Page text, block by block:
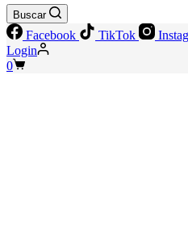
Buscar
Facebook TikTok
Login
Shopping
0